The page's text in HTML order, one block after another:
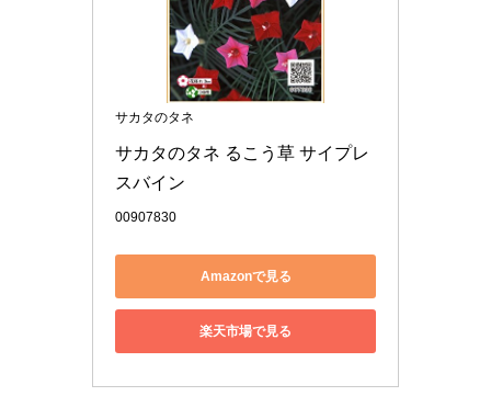
サカタのタネ
サカタのタネ るこう草 サイプレ
スバイン
00907830
Amazonで見る
楽天市場で見る